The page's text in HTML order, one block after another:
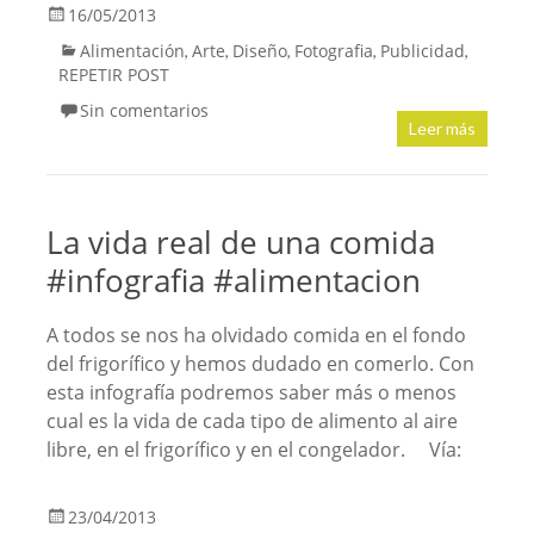
16/05/2013
Alimentación, Arte, Diseño, Fotografia, Publicidad,
REPETIR POST
Sin comentarios
Leer más
La vida real de una comida
#infografia #alimentacion
A todos se nos ha olvidado comida en el fondo
del frigorífico y hemos dudado en comerlo. Con
esta infografía podremos saber más o menos
cual es la vida de cada tipo de alimento al aire
libre, en el frigorífico y en el congelador. Vía:
23/04/2013